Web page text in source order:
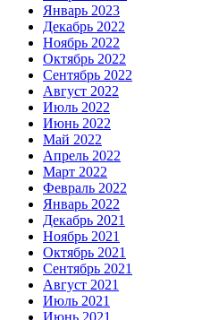
Январь 2023
Декабрь 2022
Ноябрь 2022
Октябрь 2022
Сентябрь 2022
Август 2022
Июль 2022
Июнь 2022
Май 2022
Апрель 2022
Март 2022
Февраль 2022
Январь 2022
Декабрь 2021
Ноябрь 2021
Октябрь 2021
Сентябрь 2021
Август 2021
Июль 2021